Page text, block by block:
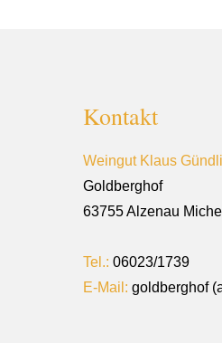
Kontakt
Weingut Klaus
Goldberghof
63755 Alzenau
Tel.: 06023/1739
E-Mail: goldberghof